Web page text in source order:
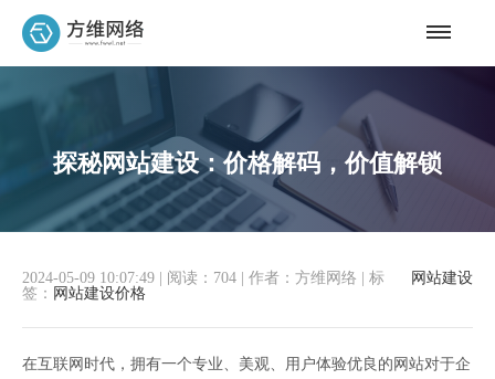
探秘网站建设：价格解码，价值解锁
网站建设
2024-05-09 10:07:49 阅读：704 作者：方维网络
标
签： 网站建设价格
在互联网时代，拥有一个专业、美观、用户体验优良的网站对于企